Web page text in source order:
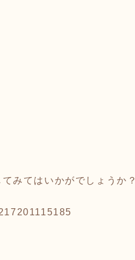
みてはいかがでしょうか